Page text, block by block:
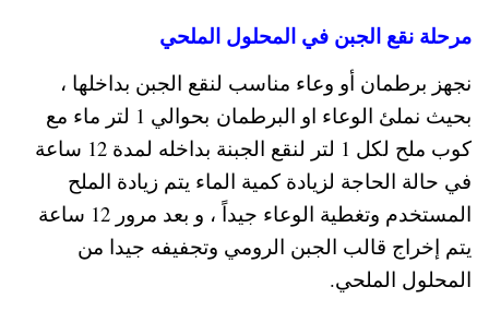
مرحلة نقع الجبن في المحلول الملحي
نجهز برطمان أو وعاء مناسب لنقع الجبن بداخلها ،
بحيث نملئ الوعاء او البرطمان بحوالي 1 لتر ماء مع
كوب ملح لكل 1 لتر لنقع الجبنة بداخله لمدة 12 ساعة
في حالة الحاجة لزيادة كمية الماء يتم زيادة الملح
المستخدم وتغطية الوعاء جيداً ، و بعد مرور 12 ساعة
يتم إخراج قالب الجبن الرومي وتجفيفه جيدا من
المحلول الملحي.